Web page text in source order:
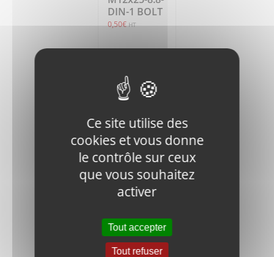
DIN-1 BOLT
0,50€ HT
au
panier
V400-60III-
CUSHION
32,25€ HT
Ce site utilise des
cookies et vous donne
le contrôle sur ceux
que vous souhaitez
activer
Tout accepter
Tout refuser